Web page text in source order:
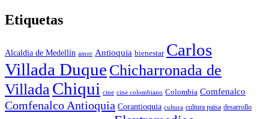
Etiquetas
Alcaldia de Medellín amor Antioquia bienestar Carlos
Villada Duque Chicharronada de
Villada Chiqui cine cine colombiano Colombia Comfenalco
Comfenalco Antioquia Corantioquia cultura cultura paisa desarrollo